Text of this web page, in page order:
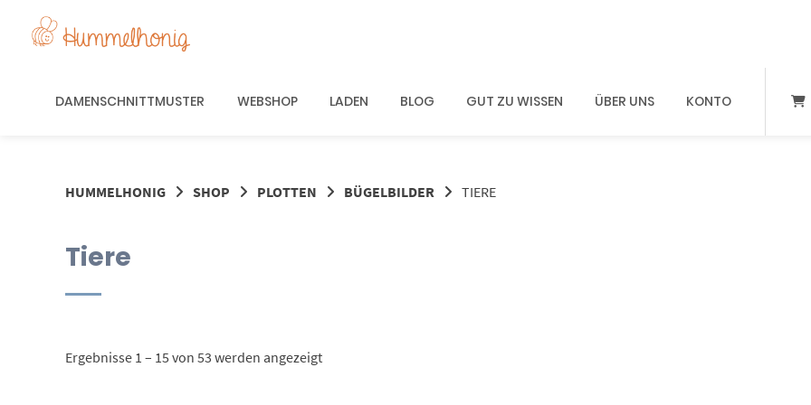
DAMENSCHNITTMUSTER WEBSHOP LADEN BLOG GUT ZU WISSEN ÜBER UNS KONTO
HUMMELHONIG SHOP PLOTTEN BÜGELBILDER TIERE
Tiere
Ergebnisse 1 – 15 von 53 werden angezeigtNach